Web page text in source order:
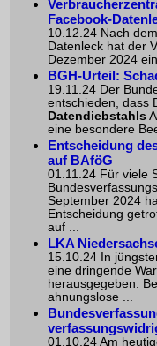
Facebook-
10.12.24 Nach
Datenleck hat der
Dezember 2024
BGH-Urteil:
19.11.24 Der
entschieden, dass
Datendiebstahls
eine besondere
Entscheidung
auf BAföG
01.11.24 Für viele
September 2024
Entscheidung
auf ...
LKA
15.10.24 In
eine dringende
herausgegeben.
ahnungslose ...
01.10.24 Am